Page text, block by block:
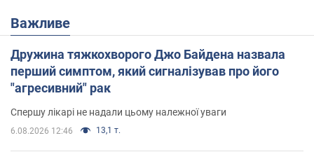
Важливе
Дружина тяжкохворого Джо Байдена назвала
перший симптом, який сигналізував про його
"агресивний" рак
Спершу лікарі не надали цьому належної уваги
6.08.2026 12:46 13,1 т.